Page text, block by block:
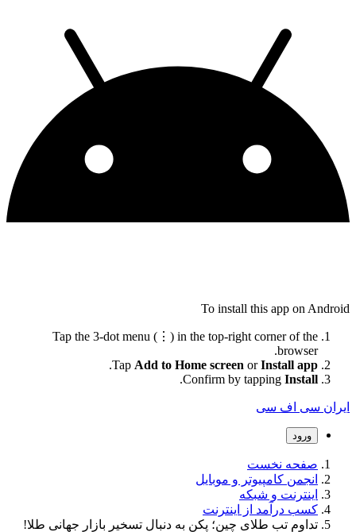
To install this app on Android
Tap the 3-dot menu (⋮) in the top-right corner of the
browser.
Tap Add to Home screen orInstall app
.
Confirm by tapping Install
.
ایران سی اف سی
ورود
صفحه نخست
انجمن کامپیوتر و موبایل
اینترنت و شبکه
کسب درآمد از اینترنت
تداوم تب طلای چین؛ پکن به دنبال تسخیر بازار جهانی طلا!